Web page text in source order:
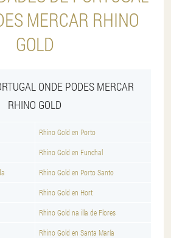
MERCAR RHINO
GOLD
ONDE PODES MERCAR
RHINO GOLD
Rhino Gold en Porto
Rhino Gold en Funchal
Rhino Gold en Porto Santo
Rhino Gold en Hort
Rhino Gold na illa de Flores
Rhino Gold en Santa María